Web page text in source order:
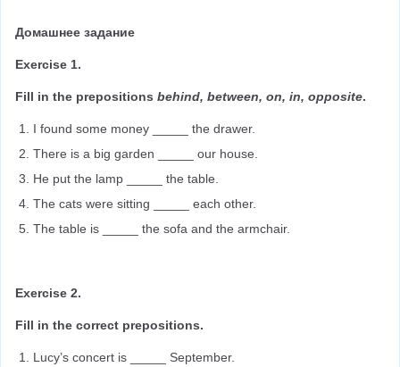
Домашнее задание
Exercise 1.
Fill in the prepositions behind, between, on, in, opposite.
I found some money _____ the drawer.
There is a big garden _____ our house.
He put the lamp _____ the table.
The cats were sitting _____ each other.
The table is _____ the sofa and the armchair.
Exercise 2.
Fill in the correct prepositions.
Lucy’s concert is _____ September.